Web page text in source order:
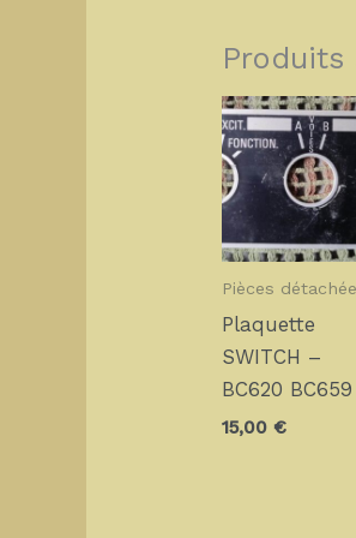
Pièces
Plaquette
SWITCH –
BC620
15,00€